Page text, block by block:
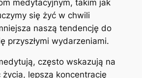
medytacyjnym, takim jak
się żyć w chwili
naszą tendencję do
przyszłymi wydarzeniami.
często wskazują na
lepszą koncentrację